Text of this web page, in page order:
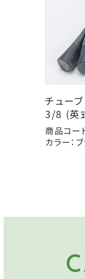
パンク修理用品
昭和インダストリー
大久保製作所チュー
3/8 (英
商品コー
カラー：